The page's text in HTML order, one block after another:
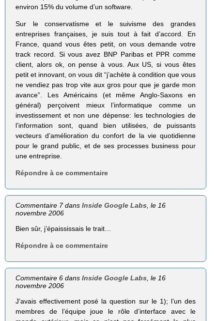
environ 15% du volume d’un software.
Sur le conservatisme et le suivisme des grandes
entreprises françaises, je suis tout à fait d’accord. En
France, quand vous êtes petit, on vous demande votre
track record. Si vous avez BNP Paribas et PPR comme
client, alors ok, on pense à vous. Aux US, si vous êtes
petit et innovant, on vous dit “j’achète à condition que vous
ne vendiez pas trop vite aux gros pour que je garde mon
avance”. Les Américains (et même Anglo-Saxons en
général) perçoivent mieux l’informatique comme un
investissement et non une dépense: les technologies de
l’information sont, quand bien utilisées, de puissants
vecteurs d’amélioration du confort de la vie quotidienne
pour le grand public, et de ses processes business pour
une entreprise.
Répondre à ce commentaire
Commentaire 7 dansInside Google Labs , le 16
novembre 2006
Bien sûr, j’épaississais le trait…
Répondre à ce commentaire
Commentaire 6 dansInside Google Labs, le 16
novembre 2006
J’avais effectivement posé la question sur le 1); l’un des
membres de l’équipe joue le rôle d’interface avec le